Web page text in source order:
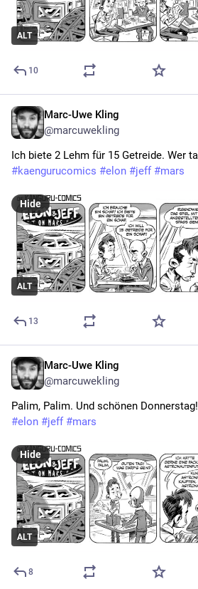
ALT
10
Marc-Uwe Kling
@marcuwekling
#kaengurucomics #elon #jeff #mars
ALT
Hide
13
Marc-Uwe Kling
@marcuwekling
Palim, Palim. Und schönen Donnerstag!
#elon #jeff #mars
ALT
Hide
8